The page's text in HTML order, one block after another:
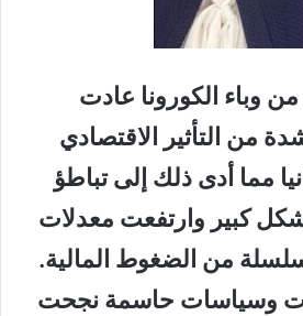
وباء الكورونا عادت
من التأثير الاقتصادي
مما أدى ذلك إلى تباطؤ
كبير وارتفعت معدلات
من الضغوط المالية.
وسياسات حاسمة نجحت